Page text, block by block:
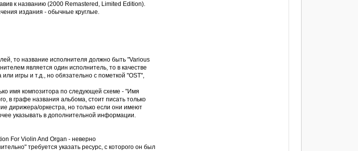
к названию (2000 Remastered, Limited Edition).
издания - обычные круглые.
то название исполнителя должно быть "Various
является один исполнитель, то в качестве
игры и т.д., но обязательно с пометкой "OST",
имя композитора по следующей схеме - "Имя
в графе названия альбома, стоит писать только
дирижера/оркестра, но только если они имеют
указывать в дополнительной информации.
For Violin And Organ - неверно
требуется указать ресурс, с которого он был